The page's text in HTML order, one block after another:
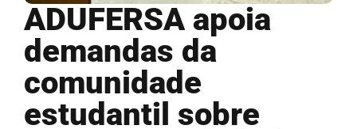
ADUFERSA apoia
demandas da
comunidade
estudantil sobre